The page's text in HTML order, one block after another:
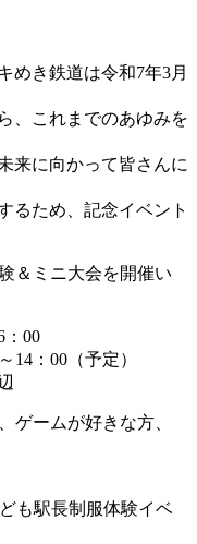
めき鉄道は令和7年3月
、これまでのあゆみを
来に向かって皆さんに
るため、記念イベント
＆ミニ大会を開催い
00
：00（予定）
ゲームが好きな方、
も駅長制服体験イベ